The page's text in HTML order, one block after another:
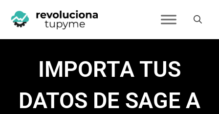
IMPORTA TUS
DATOS DE SAGE A